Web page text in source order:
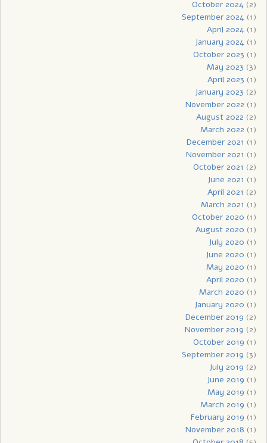
October 2024(2)
September 2024(1)
April 2024(1)
January 2024(1)
October 2023 (1)
May 2023 (3)
April 2023 (1)
January 2023 (2)
November 2022 (1)
August 2022 (2)
March 2022 (1)
December 2021 (1)
November 2021 (1)
October 2021 (2)
June 2021 (1)
April 2021 (2)
March 2021 (1)
October 2020 (1)
August 2020 (1)
July 2020 (1)
June 2020 (1)
May 2020 (1)
April 2020 (1)
March 2020 (1)
January 2020 (1)
December 2019 (2)
November 2019 (2)
October 2019 (1)
September 2019 (3)
July 2019 (2)
June 2019 (1)
May 2019 (1)
March 2019 (1)
February 2019 (1)
November 2018 (1)